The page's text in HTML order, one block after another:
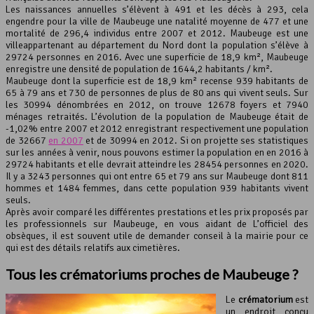
Leaflet, ©OpenStreetMapcontributeurs
Les naissances annuelles s’élèvent à 491 et les décès à 293, cela
engendre pour la ville de Maubeuge une natalité moyenne de 477 et une
mortalité de 296,4 individus entre 2007 et 2012. Maubeuge est une
villeappartenant au département du Nord dont la population s’élève à
29724 personnes en 2016. Avec une superficie de 18,9 km², Maubeuge
enregistre une densité de population de 1644,2 habitants / km².
Maubeuge dont la superficie est de 18,9 km² recense 939 habitants de
65 à 79 ans et 730 de personnes de plus de 80 ans qui vivent seuls. Sur
les 30994 dénombrées en 2012, on trouve 12678 foyers et 7940
ménages retraités. L’évolution de la population de Maubeuge était de
-1,02% entre 2007 et 2012 enregistrant respectivement une population
de 32667 en 2007 et de 30994 en 2012. Si on projette ses statistiques
sur les années à venir, nous pouvons estimer la population en en 2016 à
29724 habitants et elle devrait atteindre les 28454 personnes en 2020.
Il y a 3243 personnes qui ont entre 65 et 79 ans sur Maubeuge dont 811
hommes et 1484 femmes, dans cette population 939 habitants vivent
seuls.
Après avoir comparé les différentes prestations et les prix proposés par
les professionnels sur Maubeuge, en vous aidant de L’officiel des
obsèques, il est souvent utile de demander conseil à la mairie pour ce
qui est des détails relatifs aux cimetières.
Tous les crématoriums proches de Maubeuge ?
Le crématoriumest